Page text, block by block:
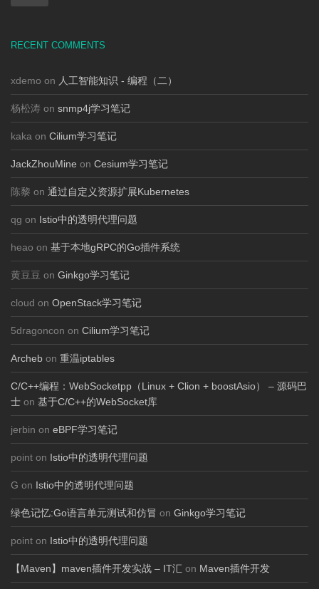
RECENT COMMENTS
xdemo on 人工智能知识 - 编程（二）
杨松涛 on snmp4j学习笔记
kaka on Cilium学习笔记
JackZhouMine on Cesium学习笔记
陈黎 on 通过自定义资源扩展Kubernetes
qg on Istio中的透明代理问题
heao on 基于本地gRPC的Go插件系统
黄豆豆 on Ginkgo学习笔记
cloud on OpenStack学习笔记
5dragoncon on Cilium学习笔记
Archeb on 重温iptables
C/C++编程：WebSocketpp（Linux + Clion + boostAsio） – 源码巴
士 on 基于C/C++的WebSocket库
jerbin on eBPF学习笔记
point on Istio中的透明代理问题
G on Istio中的透明代理问题
绿色记忆:Go语言单元测试和仿冒 on Ginkgo学习笔记
point on Istio中的透明代理问题
【Maven】maven插件开发实战 – IT汇 on Maven插件开发